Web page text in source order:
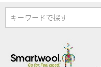
キーワードで探す